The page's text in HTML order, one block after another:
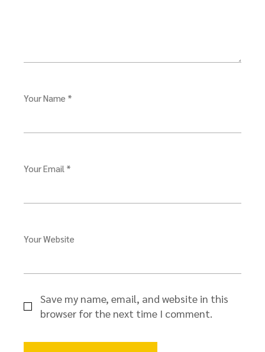
Your Name *
Your Email *
Your Website
Save my name, email, and website in this
browser for the next time I comment.